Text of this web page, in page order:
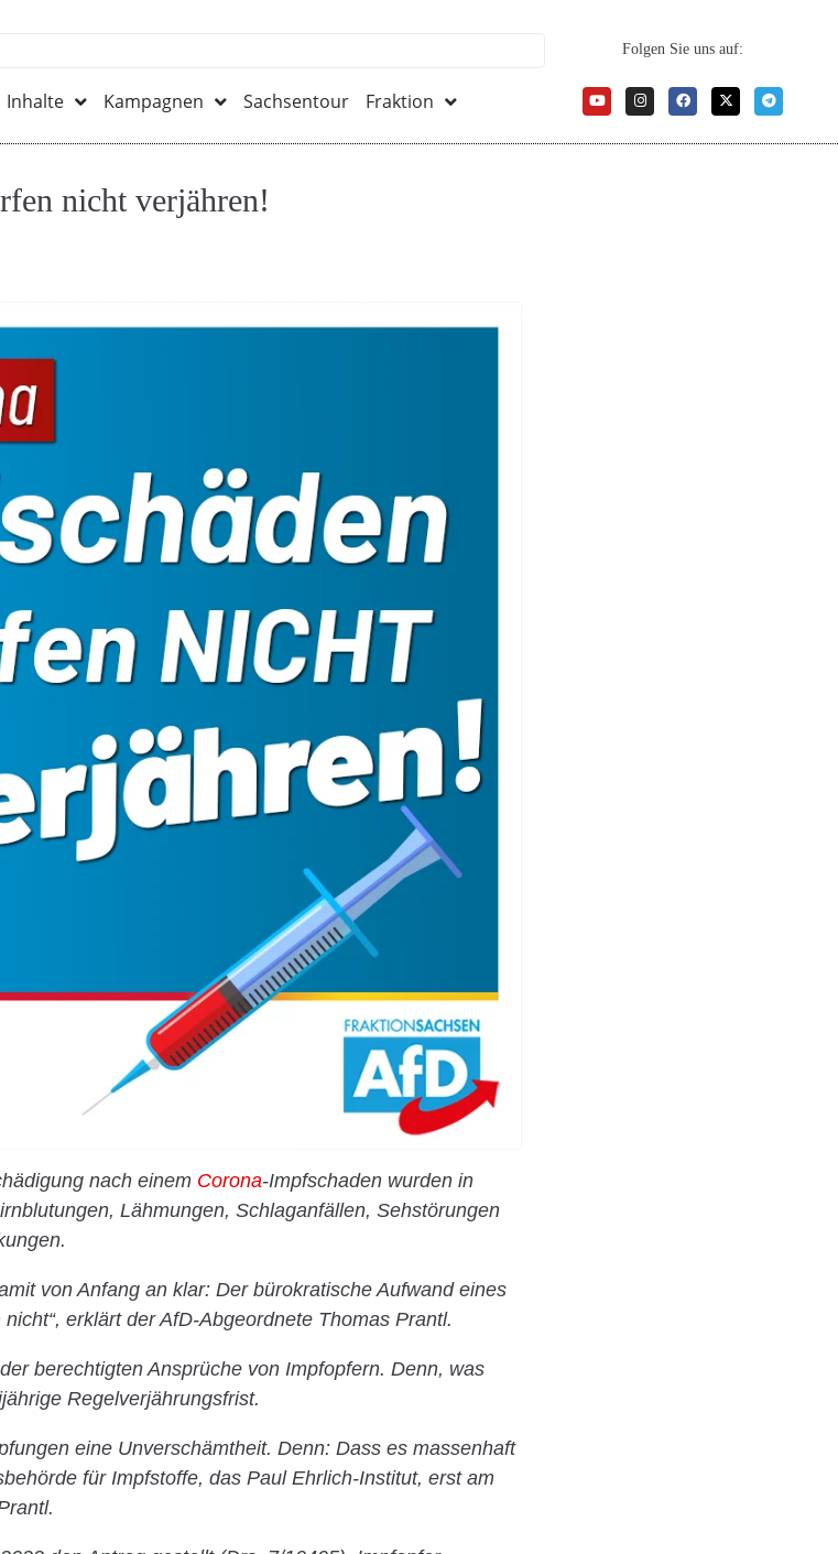
Inhalte Kampagnen Sachsentour Fraktion
Folgen Sie uns auf:
nicht verjähren!
nach einem Corona-Impfschaden wurden in
Lähmungen, Schlaganfällen, Sehstörungen
von Anfang an klar: Der bürokratische Aufwand eines
erklärt der AfD-Abgeordnete Thomas Prantl.
berechtigten Ansprüche von Impfopfern. Denn, was
Regelverjährungsfrist.
eine Unverschämtheit. Denn: Dass es massenhaft
für Impfstoffe, das Paul Ehrlich-Institut, erst am